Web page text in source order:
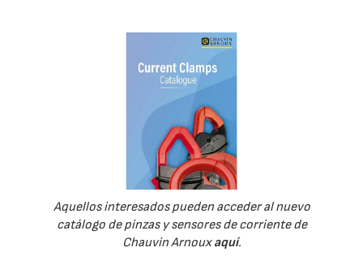
Aquellos interesados pueden acceder al nuevo
catálogo de pinzas y sensores de corriente de
Chauvin Arnouxaquí.